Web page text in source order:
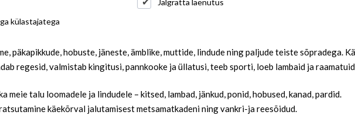
külastajatega
päkapikkude, hobuste, jäneste, ämblike, muttide, lindude ning paljude teiste sõpradega.
regesid, valmistab kingitusi, pannkooke ja üllatusi, teeb sporti, loeb lambaid ja
meie talu loomadele ja lindudele – kitsed, lambad, jänkud, ponid, hobused, kanad, pardid.
käekõrval jalutamisest metsamatkadeni ning vankri-ja reesõidud.